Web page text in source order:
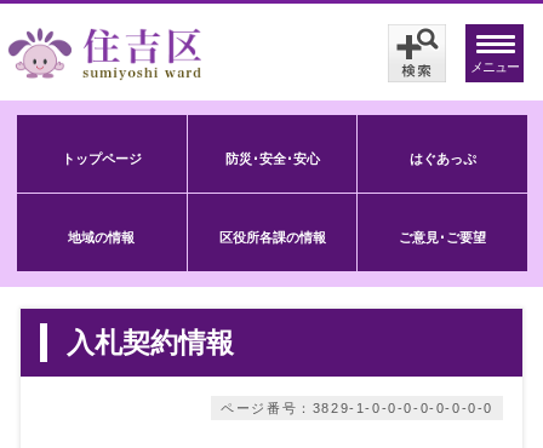
メニュー
トップページ 防災･安全･安心 はぐあっぷ
地域の情報 区役所各課の情報 ご意見･ご要望
入札契約情報
ページ番号：3829-1-0-0-0-0-0-0-0-0